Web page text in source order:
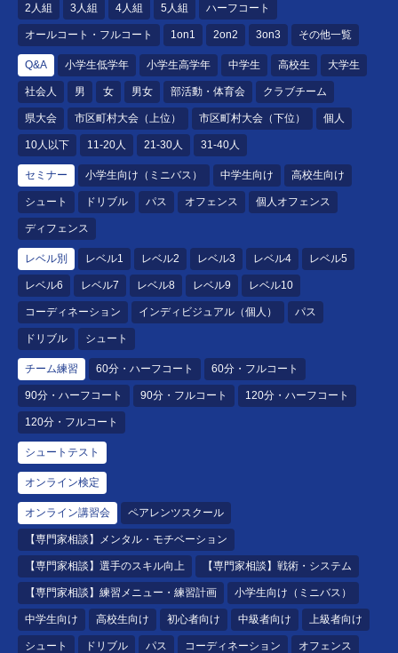
2人組 3人組 4人組 5人組 ハーフコート
オールコート・フルコート 1on1 2on2 3on3 その他一覧
Q&A 小学生低学年 小学生高学年 中学生 高校生 大学生
社会人 男 女 男女 部活動・体育会 クラブチーム
県大会 市区町村大会（上位） 市区町村大会（下位） 個人
10人以下 11-20人 21-30人 31-40人
セミナー 小学生向け（ミニバス） 中学生向け 高校生向け
シュート ドリブル パス オフェンス 個人オフェンス
ディフェンス
レベル別 レベル1 レベル2 レベル3 レベル4 レベル5
レベル6 レベル7 レベル8 レベル9 レベル10
コーディネーション インディビジュアル（個人） パス
ドリブル シュート
チーム練習 60分・ハーフコート 60分・フルコート
90分・ハーフコート 90分・フルコート 120分・ハーフコート
120分・フルコート
シュートテスト
オンライン検定
オンライン講習会 ペアレンツスクール
【専門家相談】メンタル・モチベーション
【専門家相談】選手のスキル向上 【専門家相談】戦術・システム
【専門家相談】練習メニュー・練習計画 小学生向け（ミニバス）
中学生向け 高校生向け 初心者向け 中級者向け 上級者向け
シュート ドリブル パス コーディネーション オフェンス